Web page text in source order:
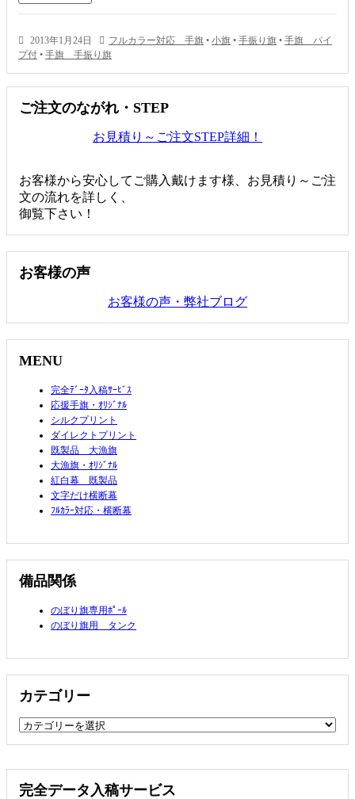
2013年1月24日 フルカラー対応 手旗 • 小旗 • 手振り旗 • 手旗 パイ
プ付 • 手旗 手振り旗
ご注文のながれ・STEP
お見積り～ご注文STEP詳細！
お客様から安心してご購入戴けます様、お見積り～ご注
文の流れを詳しく、
御覧下さい！
お客様の声
お客様の声・弊社ブログ
MENU
完全ﾃﾞｰﾀ入稿ｻｰﾋﾞｽ
応援手旗・ｵﾘｼﾞﾅﾙ
シルクプリント
ダイレクトプリント
既製品 大漁旗
大漁旗・ｵﾘｼﾞﾅﾙ
紅白幕 既製品
文字だけ横断幕
ﾌﾙｶﾗｰ対応・横断幕
備品関係
のぼり旗専用ﾎﾟｰﾙ
のぼり旗用 タンク
カテゴリー
カ
テ
ー
完全データ入稿サービス